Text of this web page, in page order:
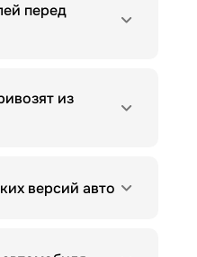
перед
из
версий авто